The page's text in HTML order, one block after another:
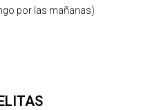
por las mañanas)